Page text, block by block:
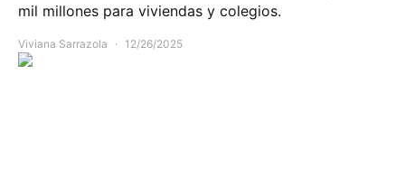
mil millones para viviendas y colegios.
Viviana Sarrazola 12/26/2025